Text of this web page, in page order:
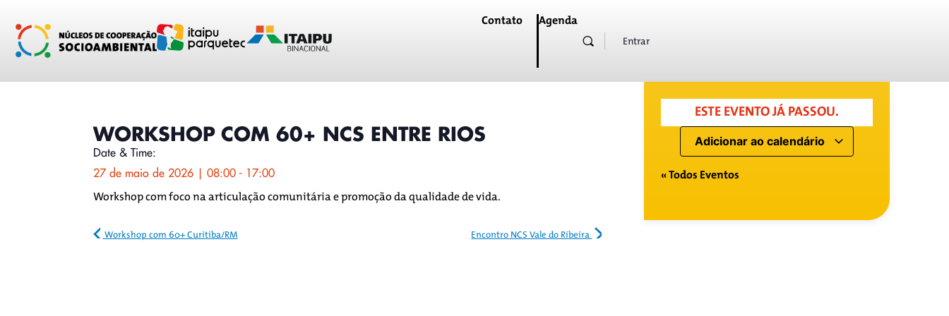
Contato Agenda
Entrar
WORKSHOP COM 60+ NCS ENTRE RIOS
Date & Time:
27 de maio de 2026 | 08:00 - 17:00
Workshop com foco na articulação comunitária e promoção da qualidade de vida.
Workshop com 60+ Curitiba/RM Encontro NCS Vale do Ribeira
ESTE EVENTO JÁ PASSOU.
Adicionar ao calendário
« Todos Eventos